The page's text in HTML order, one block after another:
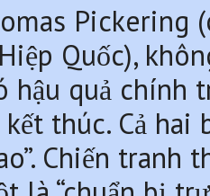
Pickering
Quốc),
hậu quả chính
thúc. Cả hai
Chiến tranh